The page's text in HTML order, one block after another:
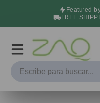
Featured
FREE